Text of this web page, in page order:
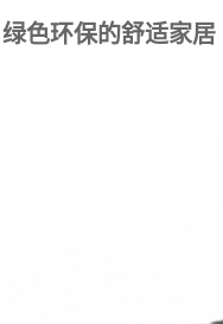
色环保的舒适家居